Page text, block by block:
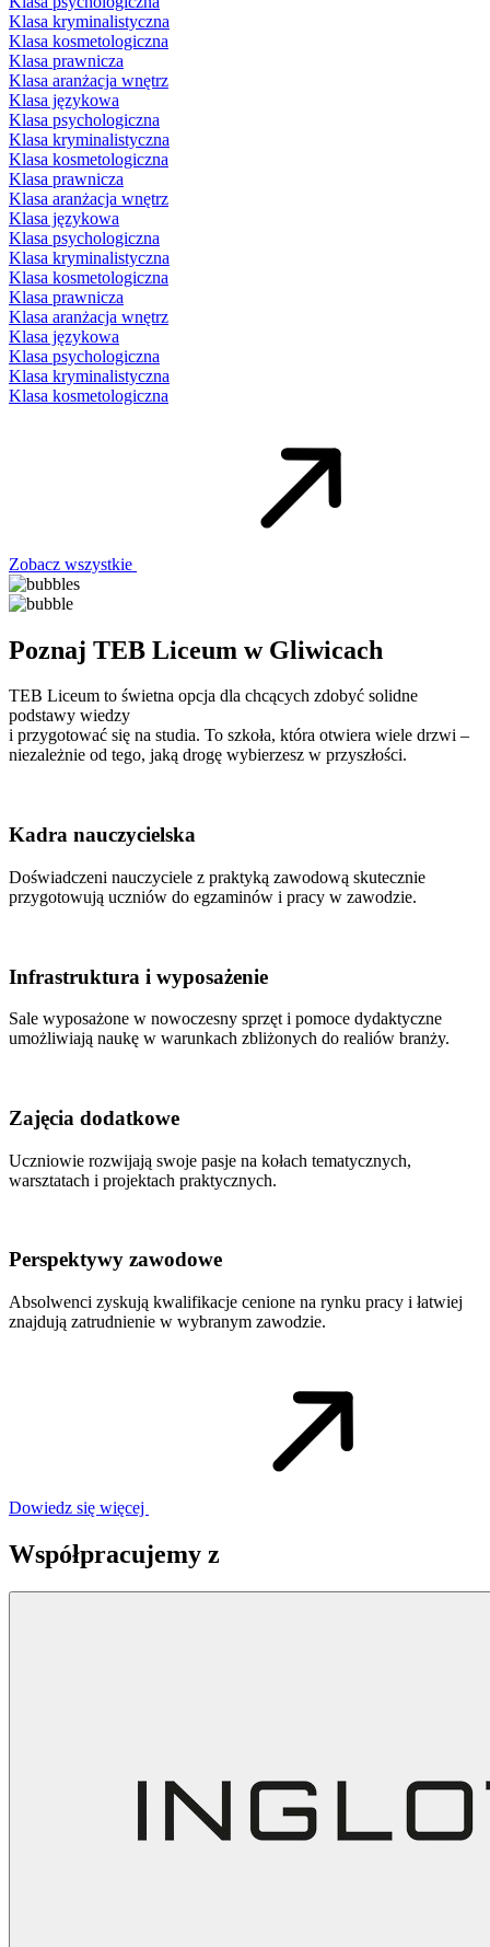
Klasa kryminalistyczna
Klasa kosmetologiczna
Klasa prawnicza
Klasa aranżacja wnętrz
Klasa językowa
Klasa psychologiczna
Klasa kryminalistyczna
Klasa kosmetologiczna
Klasa prawnicza
Klasa aranżacja wnętrz
Klasa językowa
Klasa psychologiczna
Klasa kryminalistyczna
Klasa kosmetologiczna
Klasa prawnicza
Klasa aranżacja wnętrz
Klasa językowa
Klasa psychologiczna
Klasa kryminalistyczna
Klasa kosmetologiczna
Zobacz wszystkie
Poznaj TEB Liceum w Gliwicach
TEB Liceum to świetna opcja dla chcących zdobyć solidne
podstawy wiedzy
i przygotować się na studia. To szkoła, która otwiera wiele drzwi –
niezależnie od tego, jaką drogę wybierzesz w przyszłości.
Kadra nauczycielska
Doświadczeni nauczyciele z praktyką zawodową skutecznie
przygotowują uczniów do egzaminów i pracy w zawodzie.
Infrastruktura i wyposażenie
Sale wyposażone w nowoczesny sprzęt i pomoce dydaktyczne
umożliwiają naukę w warunkach zbliżonych do realiów branży.
Zajęcia dodatkowe
Uczniowie rozwijają swoje pasje na kołach tematycznych,
warsztatach i projektach praktycznych.
Perspektywy zawodowe
Absolwenci zyskują kwalifikacje cenione na rynku pracy i łatwiej
znajdują zatrudnienie w wybranym zawodzie.
Dowiedz się więcej
Współpracujemy z